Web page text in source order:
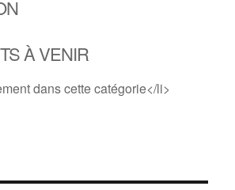
À VENIR
dans cette catégorie</li>